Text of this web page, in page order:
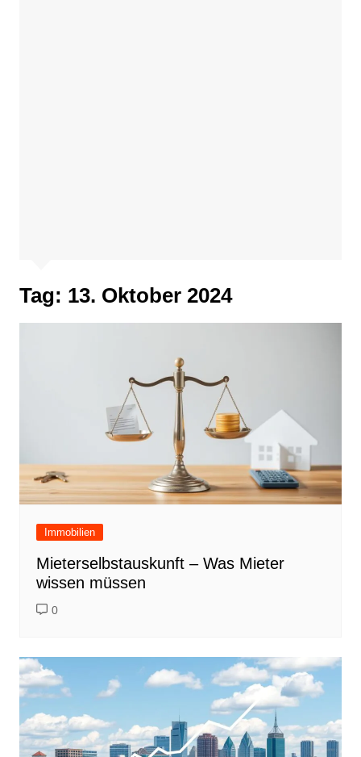
Tag: 13. Oktober 2024
Immobilien
Mieterselbstauskunft – Was Mieter
wissen müssen
0